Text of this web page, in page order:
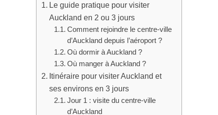
Le guide pratique pour visiter
Auckland en 2 ou 3 jours
Comment rejoindre le centre-ville
d’Auckland depuis l’aéroport ?
Où dormir à Auckland ?
Où manger à Auckland ?
Itinéraire pour visiter Auckland et
ses environs en 3 jours
Jour 1 : visite du centre-ville
d’Auckland